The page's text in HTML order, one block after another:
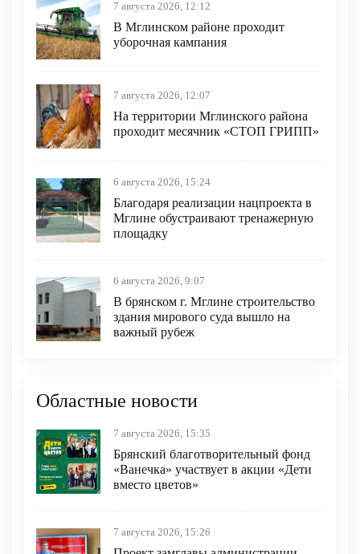
7 августа 2026, 12:12
В Мглинском районе проходит
уборочная кампания
7 августа 2026, 12:07
На территории Мглинского района
проходит месячник «СТОП ГРИПП»
6 августа 2026, 15:24
Благодаря реализации нацпроекта в
Мглине обустраивают тренажерную
площадку
6 августа 2026, 9:07
В брянском г. Мглине строительство
здания мирового суда вышло на
важный рубеж
Областные новости
7 августа 2026, 15:35
Брянский благотворительный фонд
«Ванечка» участвует в акции «Дети
вместо цветов»
7 августа 2026, 15:26